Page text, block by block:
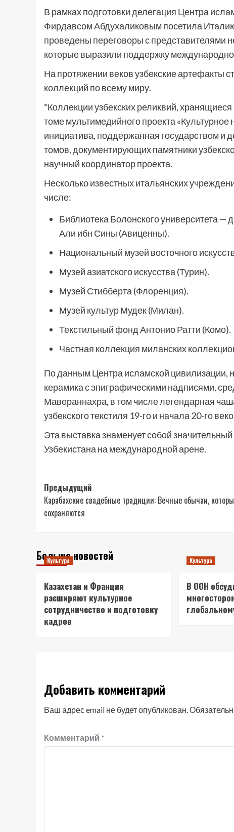
В рамках подготовки делегация Центра
Фирдавсом Абдухаликовым посетила
проведены переговоры с представителями
которые выразили поддержку
На протяжении веков узбекские артефакты
коллекций по всему миру.
“Коллекции узбекских реликвий,
томе мультимедийного проекта
инициатива, поддержанная государством и
томов, документирующих памятники
научный координатор проекта.
Несколько известных итальянских
числе:
Библиотека Болонского университета —
Али ибн Сины (Авиценны).
Национальный музей восточного
Музей азиатского искусства (Турин).
Музей Стибберта (Флоренция).
Музей культур Мудек (Милан).
Текстильный фонд Антонио Ратти (Комо).
Частная коллекция миланских
По данным Центра исламской цивилизации,
керамика с эпиграфическими надписями,
Мавераннахра, в том числе легендарная
узбекского текстиля 19-го и начала 20-го
Эта выставка знаменует собой
Узбекистана на международной арене.
Навигация
записи
Предыдущий
Карабахские свадебные традиции: Вечные обычаи,
сохраняются
Больше новостей
Культура
Казахстан и Франция
расширяют культурное
сотрудничество и подготовку
кадров
Культура
В ООН
Добавить комментарий
Ваш адрес email не будет опубликован.
Комментарий *